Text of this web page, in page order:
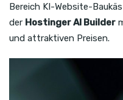
Bereich KI-Website-
der Hostinger AI Builder
und attraktiven Preisen.